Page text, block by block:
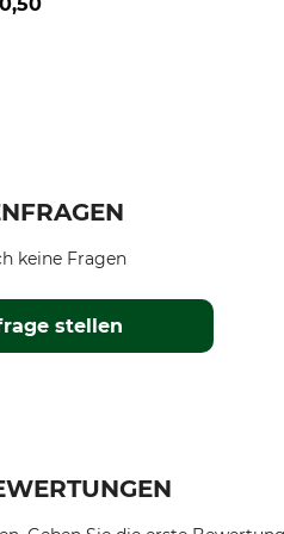
stellen
keine Fragen